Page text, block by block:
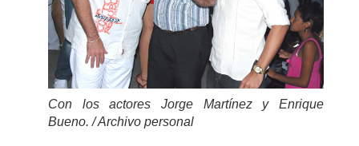
Con los actores Jorge Martínez y Enrique
Bueno. / Archivo personal